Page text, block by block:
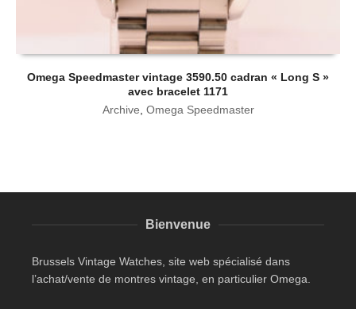
Omega Speedmaster vintage 3590.50 cadran « Long S »
avec bracelet 1171
Archive, Omega Speedmaster
Bienvenue
Brussels Vintage Watches, site web spécialisé dans
l’achat/vente de montres vintage, en particulier Omega.